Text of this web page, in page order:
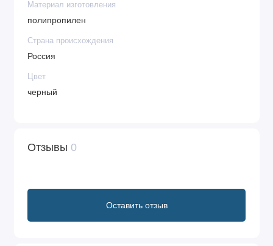
Материал изготовления
полипропилен
Страна происхождения
Россия
Цвет
черный
Отзывы 0
Оставить отзыв